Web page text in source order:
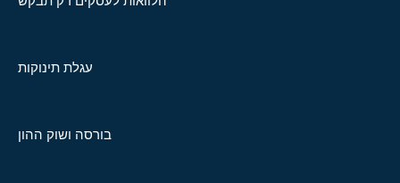
עגלת תינוקות
בורסה ושוק ההון